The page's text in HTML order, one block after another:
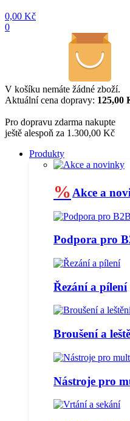
0,00 Kč
0
V košíku nemáte žádné zboží.
Aktuální cena dopravy: 125,00
Pro dopravu zdarma nakupte
ještě alespoň za 1.300,00 Kč
Produkty
% Akce a
Podpora pro
Řezání a pílení
Broušení a
Nástroje pro